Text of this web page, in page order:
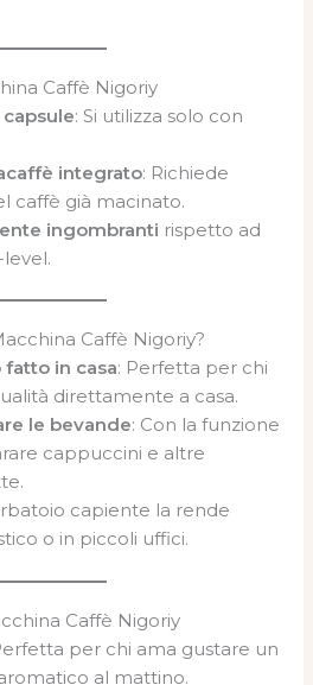
Caffè Nigoriy
: Si utilizza solo con
integrato: Richiede
caffè già macinato.
ingombranti rispetto ad
Caffè Nigoriy?
fatto in casa: Perfetta per chi
direttamente a casa.
le bevande: Con la funzione
cappuccini e altre
capiente la rende
o in piccoli uffici.
Caffè Nigoriy
per chi ama gustare un
al mattino.